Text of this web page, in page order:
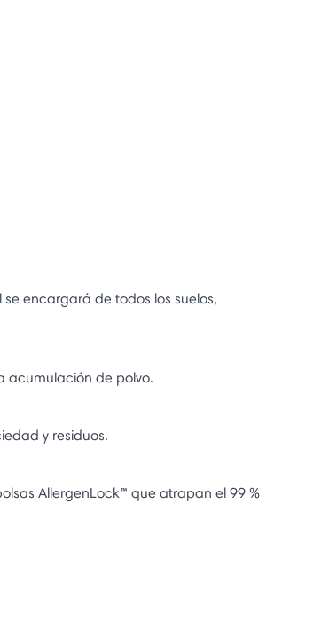
encargará de todos los suelos,
acumulación de polvo.
y residuos.
AllergenLock™ que atrapan el 99 %